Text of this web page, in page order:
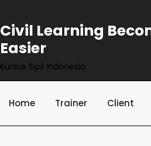
Civil Learning
Easier
Kursus Sipil Indonesia
Home Trainer Client